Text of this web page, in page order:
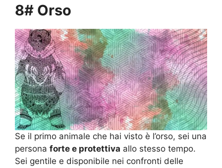
8# Orso
Se il primo animale che hai visto è l’orso, sei una
persona forte e protettiva allo stesso tempo.
Sei gentile e disponibile nei confronti delle